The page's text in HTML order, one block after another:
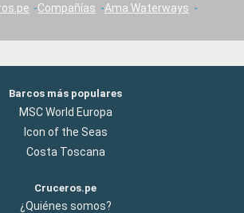
Compañías
Ama Waterways
Barcos más populares
MSC World Europa
Icon of the Seas
Costa Toscana
Cruceros.pe
¿Quiénes somos?